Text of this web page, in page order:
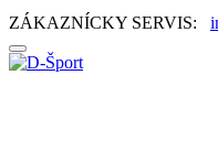
ZÁKAZNÍCKY SERVIS: